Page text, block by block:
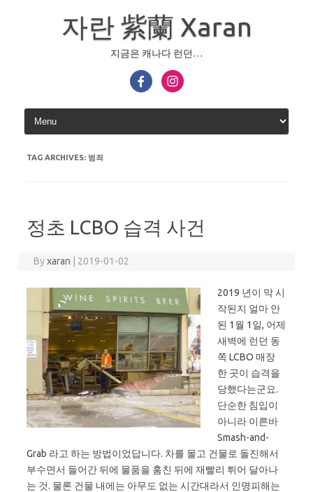
자란 紫蘭 Xaran
지금은 캐나다 런던…
TAG ARCHIVES: 범죄
정초 LCBO 습격 사건
Byxaran 2019-01-02
2019 년이 막 시
작된지 얼마 안
된 1월 1일, 어제
새벽에 런던 동
쪽 LCBO 매장
한 곳이 습격을
당했다는군요.
단순한 침입이
아니라 이른바
Smash-and-
Grab 라고 하는 방법이었답니다. 차를 몰고 건물로 돌진해서
부수면서 들어간 뒤에 물품을 훔친 뒤에 재빨리 튀어 달아나
는 것. 물론 건물 내에는 아무도 없는 시간대라서 인명피해는